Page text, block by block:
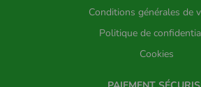
Conditions générales de
Politique de
Cookies